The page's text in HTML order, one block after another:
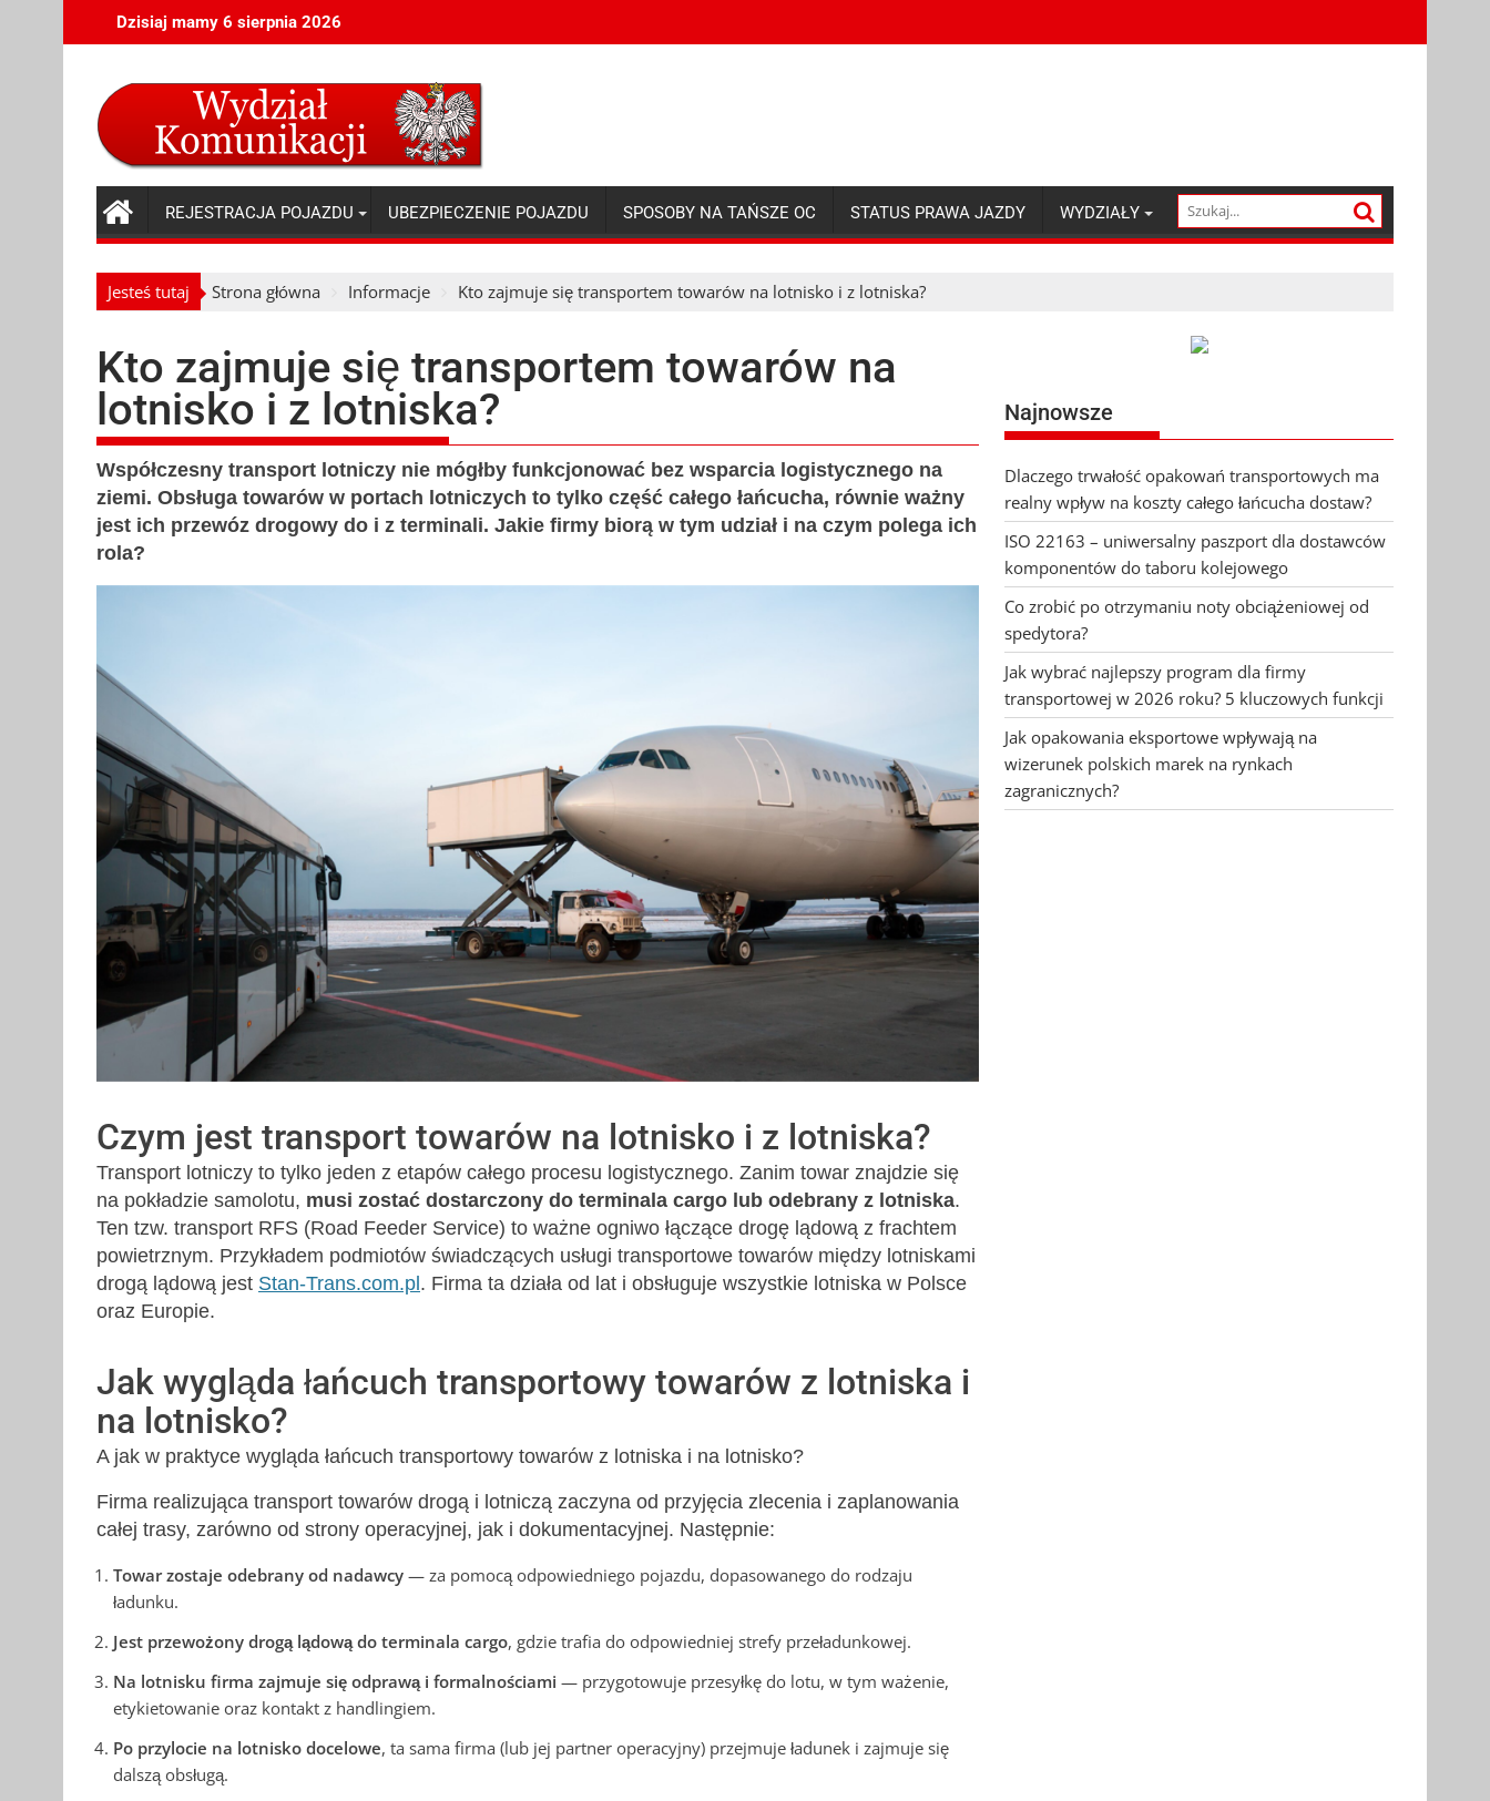
to
Dzisiaj mamy 6 sierpnia 2026
REJESTRACJA POJAZDU UBEZPIECZENIE POJAZDU SPOSOBY NA TAŃSZE OC STATUS PRAWA JAZDY WYDZIAŁY
Jesteś tutaj Strona główna Informacje Kto zajmuje się transportem towarów na lotnisko i z lotniska?
Kto zajmuje się transportem towarów na
lotnisko i z lotniska?
Współczesny transport lotniczy nie mógłby funkcjonować bez wsparcia logistycznego na
ziemi. Obsługa towarów w portach lotniczych to tylko część całego łańcucha, równie ważny
jest ich przewóz drogowy do i z terminali. Jakie firmy biorą w tym udział i na czym polega ich
rola?
Czym jest transport towarów na lotnisko i z lotniska?
Transport lotniczy to tylko jeden z etapów całego procesu logistycznego. Zanim towar znajdzie się
na pokładzie samolotu, musi zostać dostarczony do terminala cargo lub odebrany z lotniska.
Ten tzw. transport RFS (Road Feeder Service) to ważne ogniwo łączące drogę lądową z frachtem
powietrznym. Przykładem podmiotów świadczących usługi transportowe towarów między lotniskami
drogą lądową jest Stan-Trans.com.pl. Firma ta działa od lat i obsługuje wszystkie lotniska w Polsce
oraz Europie.
Jak wygląda łańcuch transportowy towarów z lotniska i
na lotnisko?
A jak w praktyce wygląda łańcuch transportowy towarów z lotniska i na lotnisko?
Firma realizująca transport towarów drogą i lotniczą zaczyna od przyjęcia zlecenia i zaplanowania
całej trasy, zarówno od strony operacyjnej, jak i dokumentacyjnej. Następnie:
Towar zostaje odebrany od nadawcy — za pomocą odpowiedniego pojazdu, dopasowanego do rodzaju
ładunku.
Jest przewożony drogą lądową do terminala cargo, gdzie trafia do odpowiedniej strefy przeładunkowej.
Na lotnisku firma zajmuje się odprawą i formalnościami — przygotowuje przesyłkę do lotu, w tym ważenie,
etykietowanie oraz kontakt z handlingiem.
Po przylocie na lotnisko docelowe, ta sama firma (lub jej partner operacyjny) przejmuje ładunek i zajmuje się
dalszą obsługą.
Najnowsze
Dlaczego trwałość opakowań transportowych ma
realny wpływ na koszty całego łańcucha dostaw?
ISO 22163 – uniwersalny paszport dla dostawców
komponentów do taboru kolejowego
Co zrobić po otrzymaniu noty obciążeniowej od
spedytora?
Jak wybrać najlepszy program dla firmy
transportowej w 2026 roku? 5 kluczowych funkcji
Jak opakowania eksportowe wpływają na
wizerunek polskich marek na rynkach
zagranicznych?